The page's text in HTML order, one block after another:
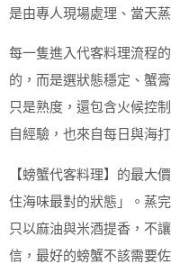
是由專人現場處理、當天
每一隻進入代客料理流程
的，而是選狀態穩定、蟹
只是熟度，還包含火候控
自經驗，也來自每日與海
【螃蟹代客料理】的最大
住海味最對的狀態」。蒸
只以麻油與米酒提香，不
信，最好的螃蟹不該需要